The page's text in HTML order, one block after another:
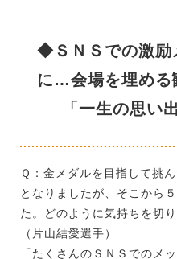
◆ＳＮＳでの激励
に…会場を埋める
「一生の思い
Ｑ：金メダルを目指して挑
となりましたが、そこから
た。どのように気持ちを切
（片山結愛選手）
「たくさんのＳＮＳでのメ